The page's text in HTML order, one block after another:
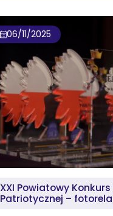
06/11/2025
XXI Powiatowy Konkurs
Patriotycznej –